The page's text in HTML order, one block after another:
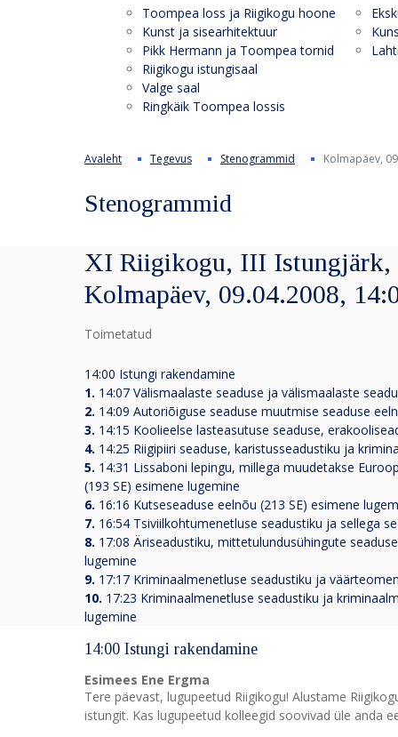
Toompea loss ja Riigikogu hoone
Kunst ja sisearhitektuur
Pikk Hermann ja Toompea tornid
Riigikogu istungisaal
Valge saal
Ringkäik Toompea lossis
Avaleht Tegevus Stenogrammid Kolmapäev,
Stenogrammid
XI Riigikogu, III Istungjärk,
Kolmapäev, 09.04.2008,
Toimetatud
14:00 Istungi rakendamine
1. 14:07 Välismaalaste seaduse ja välismaalaste
2. 14:09 Autoriõiguse seaduse muutmise seaduse
3. 14:15 Koolieelse lasteasutuse seaduse,
4. 14:25 Riigipiiri seaduse, karistusseadustiku ja
5. 14:31 Lissaboni lepingu, millega muudetakse
(193 SE) esimene lugemine
6. 16:16 Kutseseaduse eelnõu (213 SE) esimene
7. 16:54 Tsiviilkohtumenetluse seadustiku ja sellega
8. 17:08 Äriseadustiku, mittetulundusühingute
lugemine
9. 17:17 Kriminaalmenetluse seadustiku ja
10. 17:23 Kriminaalmenetluse seadustiku ja
lugemine
14:00 Istungi rakendamine
Esimees Ene Ergma
Tere päevast, lugupeetud Riigikogu! Alustame
istungit. Kas lugupeetud kolleegid soovivad üle anda